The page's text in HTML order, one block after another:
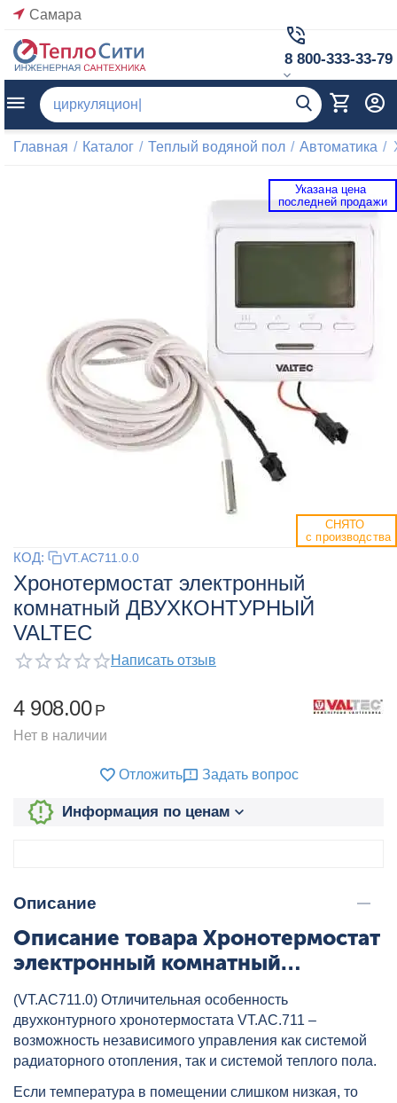
Самара
8 800-333-33-79
Главная / Каталог / Теплый водяной пол / Автоматика /
Указана цена
последней продажи
СНЯТО
с производства
КОД: VT.AC711.0.0
Хронотермостат электронный
комнатный ДВУХКОНТУРНЫЙ
VALTEC
Написать отзыв
4 908.00 Р
Нет в наличии
Отложить Задать вопрос
Информация по ценам
Описание
Описание товара Хронотермостат
электронный комнатный
артикул: VT.AC711.0.0
(VT.AC711.0) Отличительная особенность
двухконтурного хронотермостата VT.AC.711 –
возможность независимого управления как системой
радиаторного отопления, так и системой теплого пола.
Если температура в помещении слишком низкая, то